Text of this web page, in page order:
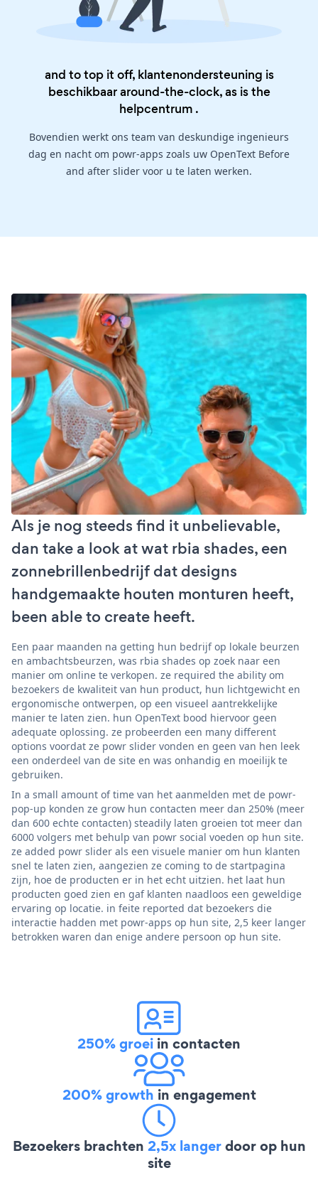
and to top it off, klantenondersteuning is
beschikbaar around-the-clock, as is the
helpcentrum .
Bovendien werkt ons team van deskundige ingenieurs
dag en nacht om powr-apps zoals uw OpenText Before
and after slider voor u te laten werken.
Als je nog steeds find it unbelievable,
dan take a look at wat rbia shades, een
zonnebrillenbedrijf dat designs
handgemaakte houten monturen heeft,
been able to create heeft.
Een paar maanden na getting hun bedrijf op lokale beurzen
en ambachtsbeurzen, was rbia shades op zoek naar een
manier om online te verkopen. ze required the ability om
bezoekers de kwaliteit van hun product, hun lichtgewicht en
ergonomische ontwerpen, op een visueel aantrekkelijke
manier te laten zien. hun OpenText bood hiervoor geen
adequate oplossing. ze probeerden een many different
options voordat ze powr slider vonden en geen van hen leek
een onderdeel van de site en was onhandig en moeilijk te
gebruiken.
In a small amount of time van het aanmelden met de powr-
pop-up konden ze grow hun contacten meer dan 250% (meer
dan 600 echte contacten) steadily laten groeien tot meer dan
6000 volgers met behulp van powr social voeden op hun site.
ze added powr slider als een visuele manier om hun klanten
snel te laten zien, aangezien ze coming to de startpagina
zijn, hoe de producten er in het echt uitzien. het laat hun
producten goed zien en gaf klanten naadloos een geweldige
ervaring op locatie. in feite reported dat bezoekers die
interactie hadden met powr-apps op hun site, 2,5 keer langer
betrokken waren dan enige andere persoon op hun site.
250% groei in contacten
200% growth in engagement
Bezoekers brachten 2,5x langerdoor op hun
site